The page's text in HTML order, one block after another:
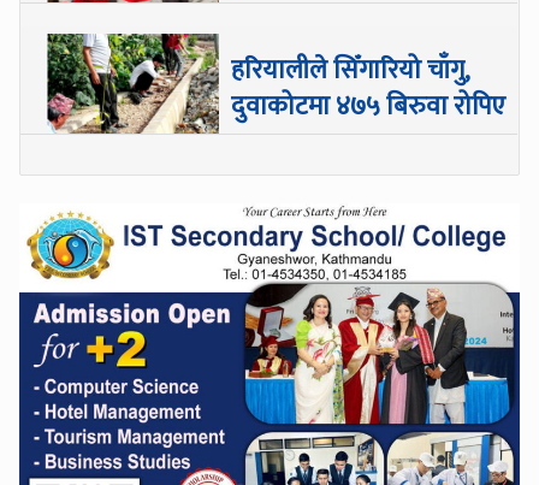
हरियालीले सिँगारियो चाँगु,
दुवाकोटमा ४७५ बिरुवा रोपिए